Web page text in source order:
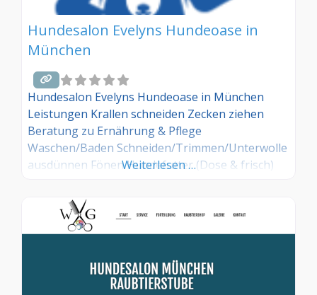
Hundesalon Evelyns Hundeoase in
München
Hundesalon Evelyns Hundeoase in München
Leistungen Krallen schneiden Zecken ziehen
Beratung zu Ernährung & Pflege
Waschen/Baden Schneiden/Trimmen/Unterwolle
ausdünnen Fönen Hundefutter (Dose & frisch)
Halsbänder Spielzeug
Weiterlesen …